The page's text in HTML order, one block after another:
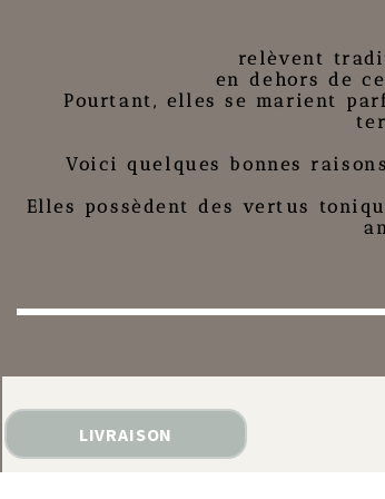
LIVRAISON
relèvent
en dehors de
Pourtant, elles se marient
Voici quelques bonnes
Elles possèdent des vertus